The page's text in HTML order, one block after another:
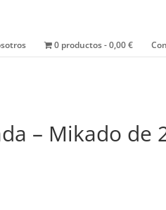
0 productos 0,00 €
– Mikado de